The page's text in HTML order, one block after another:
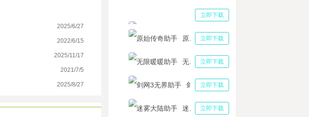
2025/6/27
2022/6/15
2025/11/17
2021/7/5
2025/8/27
召唤与合成2最强阵容怎么搭配？召唤与合成2阵容推荐攻略大全
斗罗大陆：魂师对决破甲队阵容搭配 魂环搭配以及玩法思路讲解
热血街篮手游球场见 热血街篮助手离线升级完成
玩和平精英别再干等加载，云手机让你秒玩游戏进战场
刀剑神域黑衣剑士王牌自动任务助手攻略 刀剑神域黑衣剑士王牌技能循环怎么用
立即下载
三国志战略版助手
立即下载
立即下载
立即下载
立即下载